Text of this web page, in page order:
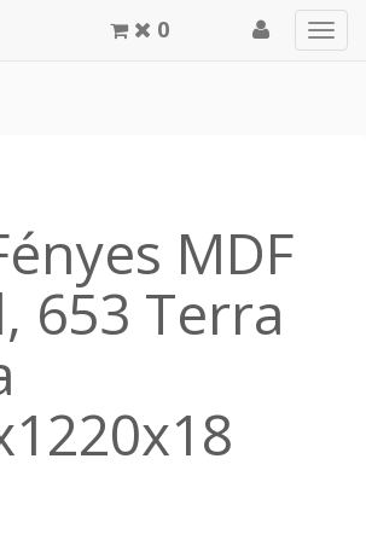
0
MDF
653 Terra